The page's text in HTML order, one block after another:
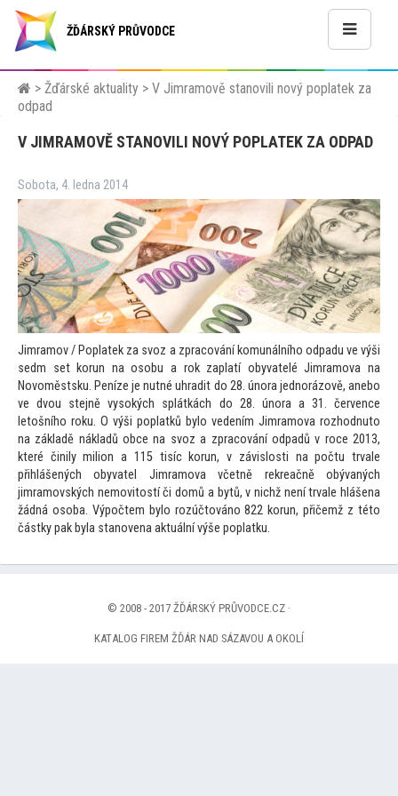
ŽĎÁRSKÝ PRŮVODCE
> Žďárské aktuality > V Jimramově stanovili nový poplatek za
odpad
V JIMRAMOVĚ STANOVILI NOVÝ POPLATEK ZA ODPAD
Sobota, 4. ledna 2014
Jimramov / Poplatek za svoz a zpracování komunálního odpadu ve výši
sedm set korun na osobu a rok zaplatí obyvatelé Jimramova na
Novoměstsku. Peníze je nutné uhradit do 28. února jednorázově, anebo
ve dvou stejně vysokých splátkách do 28. února a 31. července
letošního roku. O výši poplatků bylo vedením Jimramova rozhodnuto
na základě nákladů obce na svoz a zpracování odpadů v roce 2013,
které činily milion a 115 tisíc korun, v závislosti na počtu trvale
přihlášených obyvatel Jimramova včetně rekreačně obývaných
jimramovských nemovitostí či domů a bytů, v nichž není trvale hlášena
žádná osoba. Výpočtem bylo rozúčtováno 822 korun, přičemž z této
částky pak byla stanovena aktuální výše poplatku.
© 2008 - 2017 ŽĎÁRSKÝ PRŮVODCE.CZ ·
KATALOG FIREM ŽĎÁR NAD SÁZAVOU A OKOLÍ